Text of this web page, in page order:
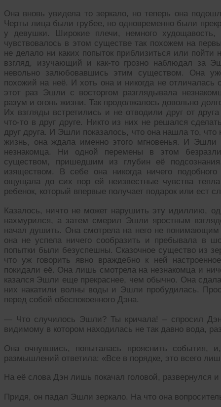
Она вновь увидела то зеркало, но теперь она
Черты лица были грубее, но одновременно были
у девушки. Широкие плечи, немного
чувствовалось в этом существе так похожем на
не делало ни каких попыток приблизиться или пойти
взгляд, изучающий и как-то грозно наблюдал за
невольно залюбовавшись этим существом. Она
похожий на неё. И хоть она и никогда не
этот раз Эшли с восторгом разглядывала
разум и огонь жизни. Так продолжалось довольно
Их взгляды встретились и не отводили друг от
что-то в друг друге. Никто из них не решался
друг друга. И Эшли показалось, что она нашла то,
жизнь, она ждала именно этого мгновенья. И Эшли
незнакомца. Ни одной перемены в этом
существом, пришедшим из глубин её
изяществом. В себе она никогда ничего
ощущала до сих пор ей неизвестные чувства тепла
ребенок, который впервые получает подарок или ест
Казалось, ничто не может нарушить эту идиллию,
нахмурился, а затем смерил Эшли яростным
начал душить. Она смотрела на него не
она не успела ничего сообразить и пребывала в
попытки были безуспешны. Сказочное существо из
что уж говорить явно враждебно к ней
покидали её. Она лишь смотрела на незнакомца и
казался Эшли еще прекраснее, чем обычно. Она
них накатили волны воды и Эшли пробудилась.
перед собой обеспокоенного Дэна.
— Что случилось Эшли? Ты кричала! – спросил
видимому в котором находилась не так давно вода,
Она очнувшись, попыталась прояснить события,
размышлений ответила: «Все в порядке, это всего
На её слова Дэн лишь покачал головой, развернулся
Придя, он падал Эшли зеркало. На что она